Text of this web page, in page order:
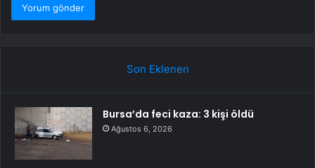
Son Eklenen
Bursa’da feci kaza: 3 kişi öldü
Ağustos 6, 2026